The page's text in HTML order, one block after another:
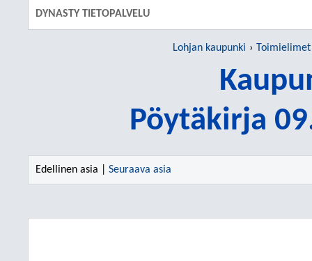
DYNASTY TIETOPALVELU
Lohjan kaupunki Toimielimet
Pöytäkirja
Edellinen asia | Seuraava asia